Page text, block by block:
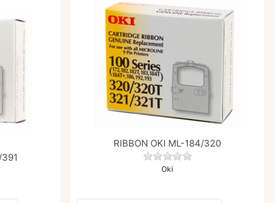
giá nào cho sản phẩm này.
RIBBON OKI ML-184/320
Chưa có đánh giá nào
Oki